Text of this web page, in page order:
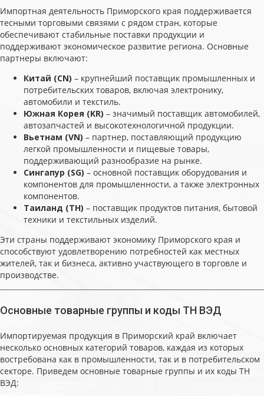
Импортная деятельность Приморского края поддерживается
тесными торговыми связями с рядом стран, которые
обеспечивают стабильные поставки продукции и
поддерживают экономическое развитие региона. Основные
партнеры включают:
Китай (CN) – крупнейший поставщик промышленных и
потребительских товаров, включая электронику,
автомобили и текстиль.
Южная Корея (KR) – значимый поставщик автомобилей,
автозапчастей и высокотехнологичной продукции.
Вьетнам (VN) – партнер, поставляющий продукцию
легкой промышленности и пищевые товары,
поддерживающий разнообразие на рынке.
Сингапур (SG) – основной поставщик оборудования и
компонентов для промышленности, а также электронных
компонентов.
Таиланд (TH) – поставщик продуктов питания, бытовой
техники и текстильных изделий.
Эти страны поддерживают экономику Приморского края и
способствуют удовлетворению потребностей как местных
жителей, так и бизнеса, активно участвующего в торговле и
производстве.
Основные товарные группы и коды ТН ВЭД
Импортируемая продукция в Приморский край включает
несколько основных категорий товаров, каждая из которых
востребована как в промышленности, так и в потребительском
секторе. Приведем основные товарные группы и их коды ТН
ВЭД: